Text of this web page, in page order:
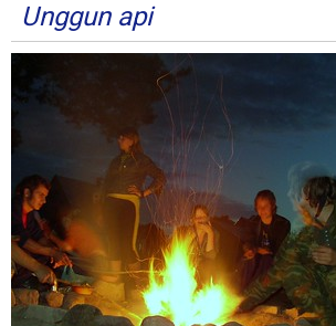
Unggun api